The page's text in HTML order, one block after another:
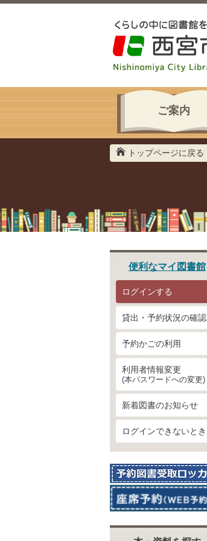
ご案内
トップページに戻る
便利なマイ図書館
ログインする
貸出・予約状況の確認
予約かごの利用
利用者情報変更
(本パスワードへの変更)
新着図書のお知らせ
ログインできないとき